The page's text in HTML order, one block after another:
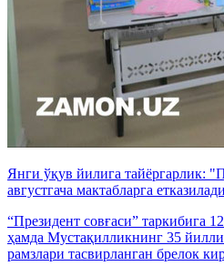
Янги ўқув йилига тайёргарлик:
августгача мактабларга етказилади
“Президент совғаси” таркибига
ҳамда Мустақилликнинг 35
рамзлари тасвирланган брелок